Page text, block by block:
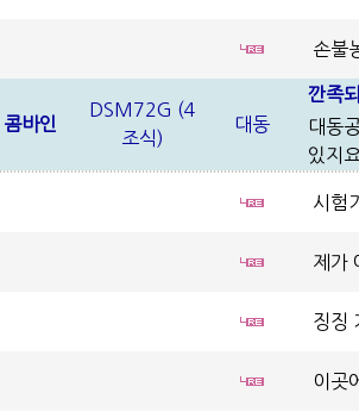
손불
콤바인
DSM72G (4
조식)
대동
깐족
대동
있지
시험
제가
징징
이곳